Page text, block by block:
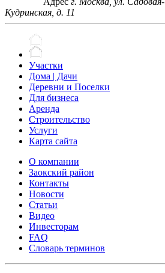
Кудринская, д. 11
Участки
Дома | Дачи
Деревни и Поселки
Для бизнеса
Аренда
Строительство
Услуги
Карта сайта
О компании
Заокский район
Контакты
Новости
Статьи
Видео
Инвесторам
FAQ
Словарь терминов